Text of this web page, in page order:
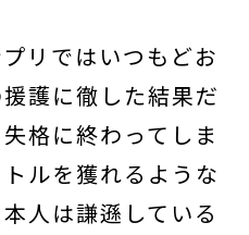
リではいつもどお
護に徹した結果だ
格に終わってしま
ルを獲れるような
人は謙遜している